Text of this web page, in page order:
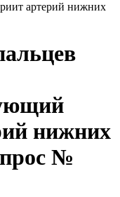
артерий нижних
нижних
№